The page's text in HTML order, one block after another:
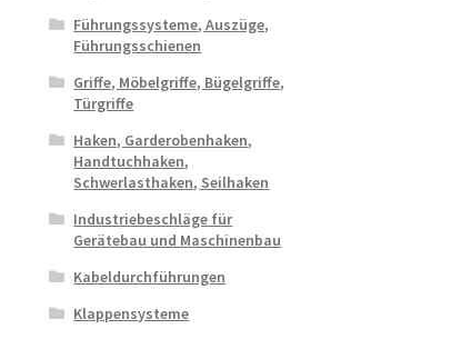
Führungssysteme, Auszüge,
Führungsschienen
Griffe, Möbelgriffe, Bügelgriffe,
Türgriffe
Haken, Garderobenhaken,
Handtuchhaken,
Schwerlasthaken, Seilhaken
Industriebeschläge für
Gerätebau und Maschinenbau
Kabeldurchführungen
Klappensysteme